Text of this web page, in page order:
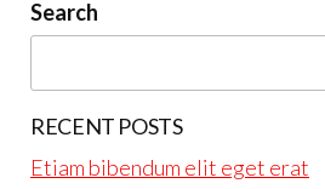
Search
RECENT POSTS
Etiam bibendum elit eget erat